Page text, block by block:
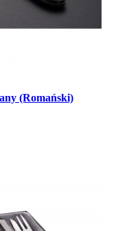
(Romański)